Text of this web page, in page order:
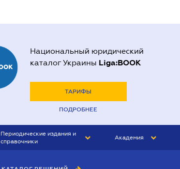
Национальный юридический
каталог Украины Liga:BOOK
ТАРИФЫ
ПОДРОБНЕЕ
Периодические издания и
справочники
Академия